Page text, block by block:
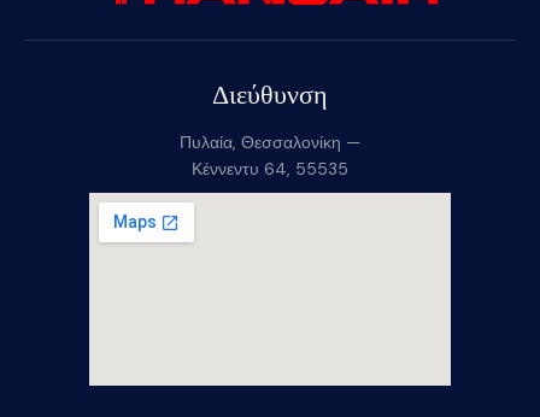
Διεύθυνση
Πυλαία, Θεσσαλονίκη —
Κέννεντυ 64, 55535